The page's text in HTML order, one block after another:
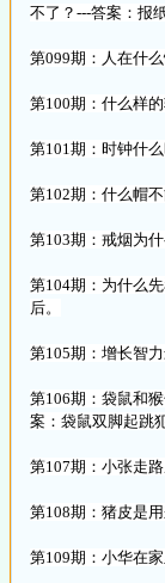
不了？---答案：报
第099期：人在什
第100期：什么样
第101期：时钟什
第102期：什么帽
第103期：戒烟为
第104期：为什么
后。
第105期：增长智
第106期：袋鼠和
案：袋鼠双脚起跳
第107期：小张走
第108期：猪皮是
第109期：小华在